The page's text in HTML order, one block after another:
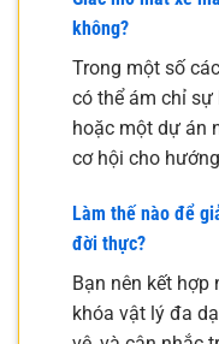
không?
Trong một số
có thể ám chỉ
hoặc một dự án
cơ hội cho
Làm thế nào để
đời thực?
Bạn nên kết hợp
khóa vật lý đa